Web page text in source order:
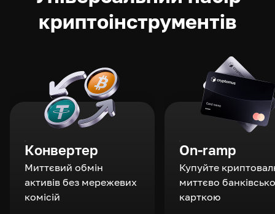
криптоінструментів
Конвертер
Миттєвий обмін
активів без мережевих
комісій
On-ramp
Купуйте
миттєво
карткою